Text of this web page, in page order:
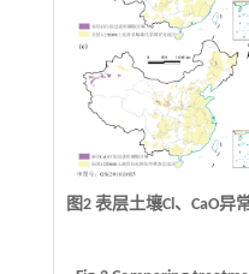
图2 表层土壤Cl、CaO